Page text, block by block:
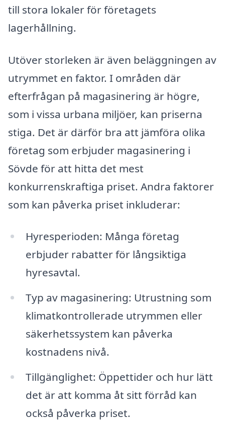
till stora lokaler för företagets
lagerhållning.
Utöver storleken är även beläggningen av
utrymmet en faktor. I områden där
efterfrågan på magasinering är högre,
som i vissa urbana miljöer, kan priserna
stiga. Det är därför bra att jämföra olika
företag som erbjuder magasinering i
Sövde för att hitta det mest
konkurrenskraftiga priset. Andra faktorer
som kan påverka priset inkluderar:
Hyresperioden: Många företag
erbjuder rabatter för långsiktiga
hyresavtal.
Typ av magasinering: Utrustning som
klimatkontrollerade utrymmen eller
säkerhetssystem kan påverka
kostnadens nivå.
Tillgänglighet: Öppettider och hur lätt
det är att komma åt sitt förråd kan
också påverka priset.